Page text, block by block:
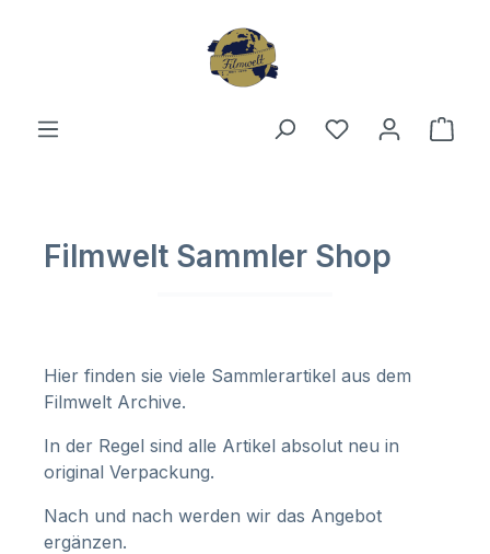
Du hast 0
Filmwelt Sammler Shop
Hier finden sie viele Sammlerartikel aus dem
Filmwelt Archive.
In der Regel sind alle Artikel absolut neu in
original Verpackung.
Nach und nach werden wir das Angebot
ergänzen.